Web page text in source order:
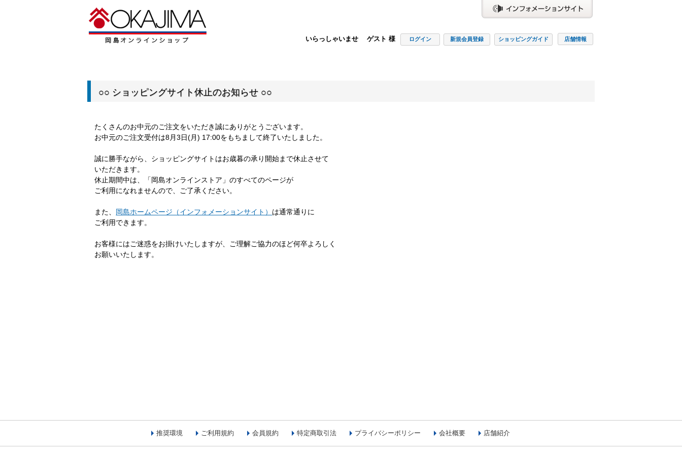
いらっしゃいませ ゲスト 様 ログイン 新規会員登録 ショッピングガイド 店舗情報
○○ ショッピングサイト休止のお知らせ ○○
たくさんのお中元のご注文をいただき誠にありがとうございます。
お中元のご注文受付は8月3日(月) 17:00をもちまして終了いたしました。
誠に勝手ながら、ショッピングサイトはお歳暮の承り開始まで休止させて
いただきます。
休止期間中は、「岡島オンラインストア」のすべてのページが
ご利用になれませんので、ご了承ください。
また、 岡島ホームページ（インフォメーションサイト） は通常通りに
ご利用できます。
お客様にはご迷惑をお掛けいたしますが、ご理解ご協力のほど何卒よろしく
お願いいたします。
推奨環境 ご利用規約 会員規約 特定商取引法 プライバシーポリシー 会社概要 店舗紹介